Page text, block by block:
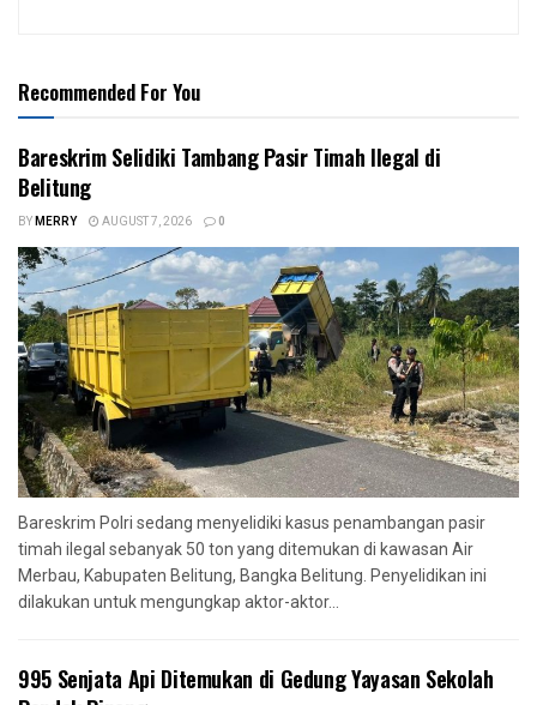
Recommended For You
Bareskrim Selidiki Tambang Pasir Timah Ilegal di
Belitung
BYMERRY AUGUST 7, 2026 0
Bareskrim Polri sedang menyelidiki kasus penambangan pasir
timah ilegal sebanyak 50 ton yang ditemukan di kawasan Air
Merbau, Kabupaten Belitung, Bangka Belitung. Penyelidikan ini
dilakukan untuk mengungkap aktor-aktor...
995 Senjata Api Ditemukan di Gedung Yayasan Sekolah